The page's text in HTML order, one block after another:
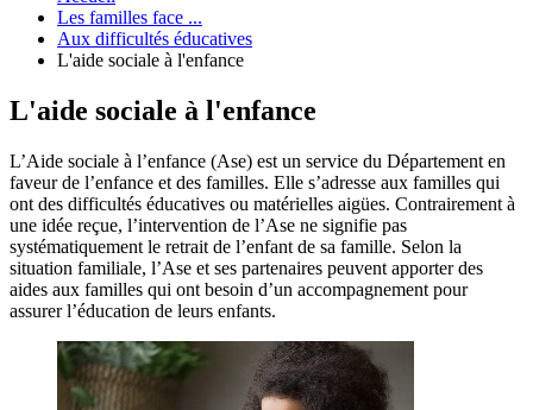
Les familles face ...
Aux difficultés éducatives
L'aide sociale à l'enfance
L'aide sociale à l'enfance
L’Aide sociale à l’enfance (Ase) est un service du Département en
faveur de l’enfance et des familles. Elle s’adresse aux familles qui
ont des difficultés éducatives ou matérielles aigües. Contrairement à
une idée reçue, l’intervention de l’Ase ne signifie pas
systématiquement le retrait de l’enfant de sa famille. Selon la
situation familiale, l’Ase et ses partenaires peuvent apporter des
aides aux familles qui ont besoin d’un accompagnement pour
assurer l’éducation de leurs enfants.